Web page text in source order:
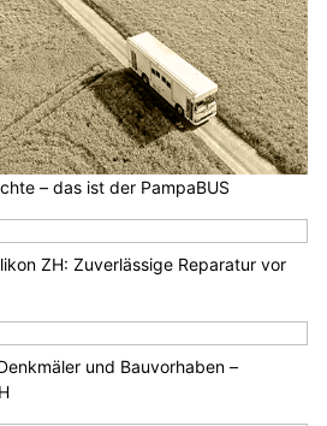
– das ist der PampaBUS
ZH: Zuverlässige Reparatur vor
und Bauvorhaben –